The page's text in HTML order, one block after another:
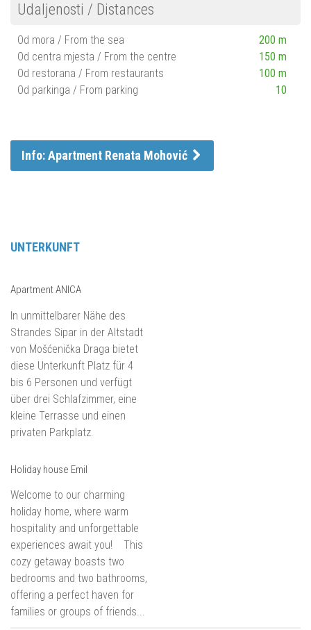
Udaljenosti / Distances
Od mora / From the sea
200 m
Od centra mjesta / From the centre
150 m
Od restorana / From restaurants
100 m
Od parkinga / From parking
10
Info: Apartment Renata Mohović
UNTERKUNFT
Apartment ANICA
In unmittelbarer Nähe des
Strandes Sipar in der Altstadt
von Mošćenička Draga bietet
diese Unterkunft Platz für 4
bis 6 Personen und verfügt
über drei Schlafzimmer, eine
kleine Terrasse und einen
privaten Parkplatz.
Holiday house Emil
Welcome to our charming
holiday home, where warm
hospitality and unforgettable
experiences await you! This
cozy getaway boasts two
bedrooms and two bathrooms,
offering a perfect haven for
families or groups of friends...